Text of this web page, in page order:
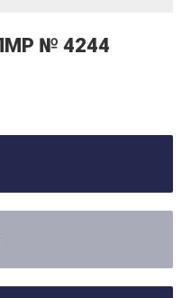
№ 4244